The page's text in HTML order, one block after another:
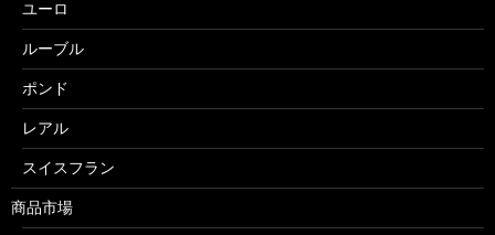
ユーロ
ルーブル
ポンド
レアル
スイスフラン
商品市場